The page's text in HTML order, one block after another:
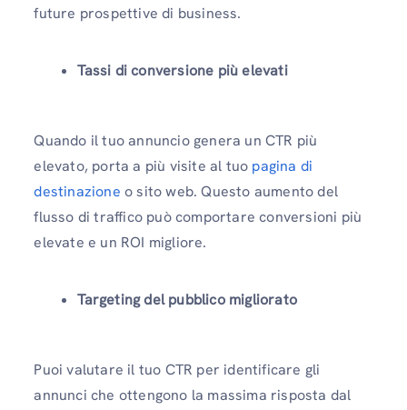
future prospettive di business.
Tassi di conversione più elevati
Quando il tuo annuncio genera un CTR più
elevato, porta a più visite al tuo pagina di
destinazione o sito web. Questo aumento del
flusso di traffico può comportare conversioni più
elevate e un ROI migliore.
Targeting del pubblico migliorato
Puoi valutare il tuo CTR per identificare gli
annunci che ottengono la massima risposta dal